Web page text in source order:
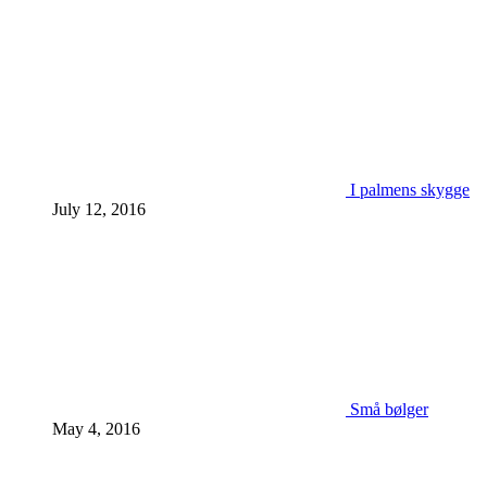
I palmens skygge
July 12, 2016
Små bølger
May 4, 2016